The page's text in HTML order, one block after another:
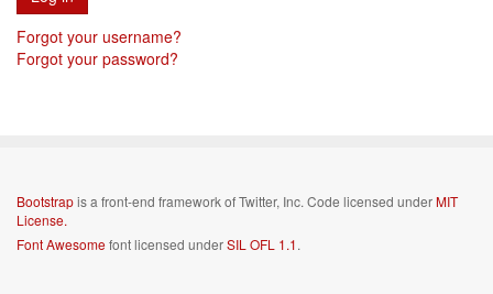
Forgot your username?
Forgot your password?
Bootstrapis a front-end framework of Twitter, Inc. Code licensed underMIT
License.
Font Awesomefont licensed underSIL OFL 1.1.